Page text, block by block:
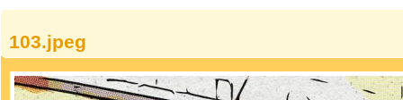
103.jpeg